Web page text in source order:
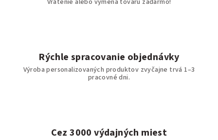
Vrátenie alebo výmena tovaru zadarmo!
Rýchle spracovanie objednávky
Výroba personalizovaných produktov zvyčajne trvá 1–3
pracovné dni.
Cez 3000 výdajných miest